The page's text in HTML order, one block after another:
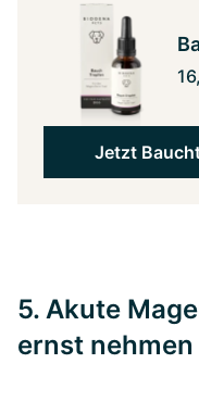
Jetzt
5. Akute
ernst nehmen